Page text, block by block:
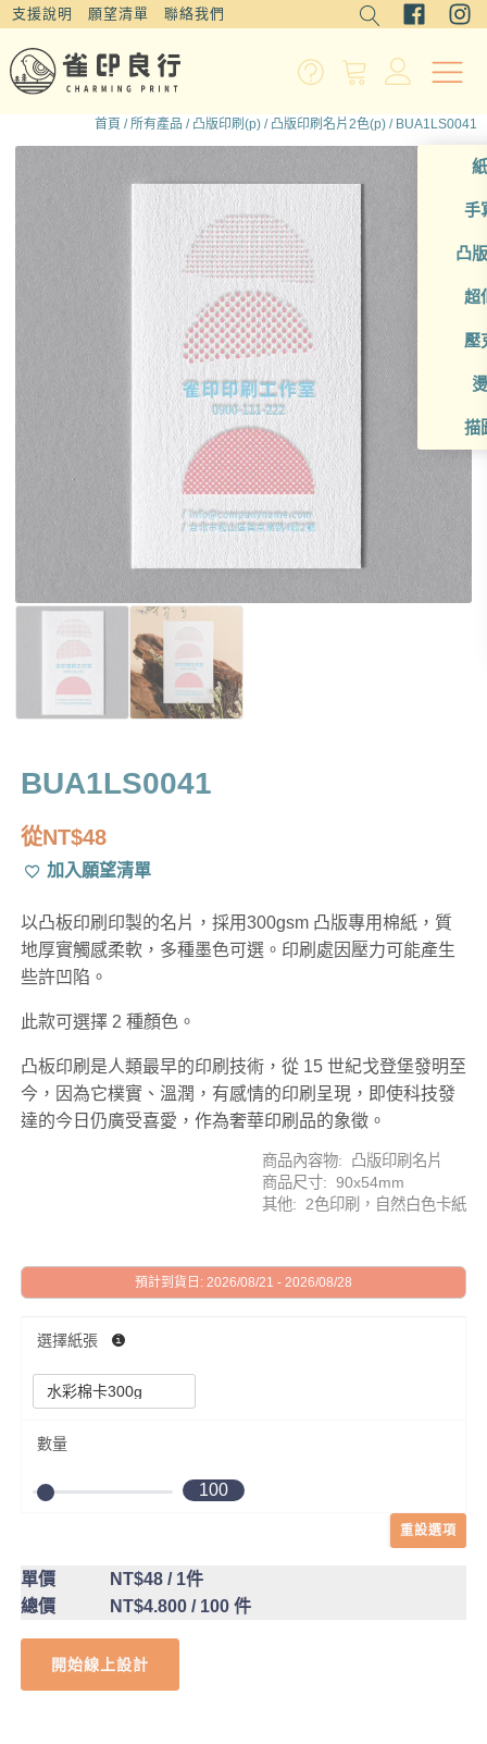
支援說明 願望清單 聯絡我們
手
凸
超
壓
描
首頁 /所有產品 / 凸版印刷(p) / 凸版印刷名片2色(p) / BUA1LS0041
BUA1LS0041
從NT$48
加入願望清單
以凸板印刷印製的名片，採用300gsm 凸版專用棉紙，質
地厚實觸感柔軟，多種墨色可選。印刷處因壓力可能產生
些許凹陷。
此款可選擇 2 種顏色。
凸板印刷是人類最早的印刷技術，從 15 世紀戈登堡發明至
今，因為它樸實、溫潤，有感情的印刷呈現，即使科技發
達的今日仍廣受喜愛，作為奢華印刷品的象徵。
商品內容物: 凸版印刷名片
商品尺寸: 90x54mm
其他: 2色印刷，自然白色卡紙
預計到貨日: 2026/08/21 - 2026/08/28
選擇紙張
數量
100
重設選項
單價 NT$48/ 1件
總價
NT$4.800/ 100 件
開始線上設計